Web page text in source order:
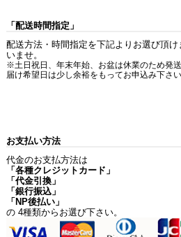
「配送時間指定」
配送方法・時間指定を下記よりお選び頂
いませ。
※土日祝日、年末年始、お盆は休業のため発
届け希望日は少し余裕をもってお申込み下さい
お支払い方法
代金のお支払方法は
「各種クレジットカード」
「代金引換」
「銀行振込」
「NP後払い」
の 4種類からお選び下さい。